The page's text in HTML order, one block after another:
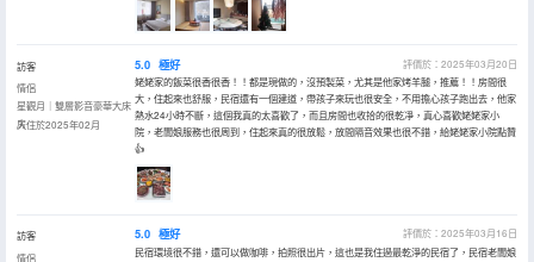
訪客
情侶
星觀月｜雙層影音豪華大床
房
入住於2025年02月
5.0 極好
評價於：2025年03月20日
姥姥家的飯菜很香很香！！都是現做的，沒預製菜，尤其是他家烤羊腿，推薦！！房間很
大，住起來也舒服，民宿還有一個建道，帶孩子來玩也很安全，不用擔心孩子跑出去，他家
熱水24小時不斷，這個我真的太喜歡了，而且房間也收拾的很乾凈，真心喜歡姥姥家小
院，老闆娘服務也很周到，住起來真的很放鬆，放間隔音效果也很不錯，給姥姥家小院點贊
👍
訪客
情侶
5.0 極好
評價於：2025年03月16日
民宿環境很不錯，還可以做咖啡，拍照很出片，這也是我住過最乾淨的民宿了，民宿老闆娘